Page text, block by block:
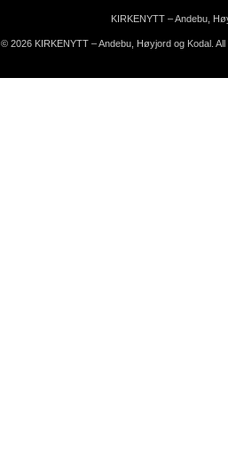
KIRKENYTT – Andebu,
© 2026 KIRKENYTT – Andebu, Høyjord og Kodal. All